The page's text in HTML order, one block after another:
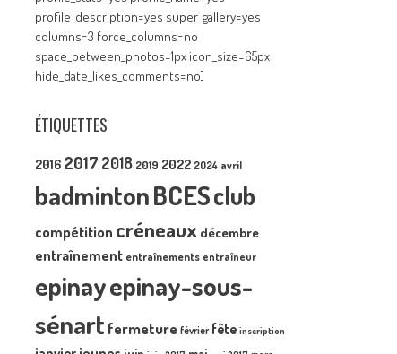
profile_description=yes super_gallery=yes
columns=3 force_columns=no
space_between_photos=1px icon_size=65px
hide_date_likes_comments=no]
ÉTIQUETTES
2016 2017 2018 2019 2022 2024 avril
badmintonBCESclub
compétition créneaux décembre
entraînement entraînements entraîneur
epinayepinay-sous-
sénart fermeture février fête inscription